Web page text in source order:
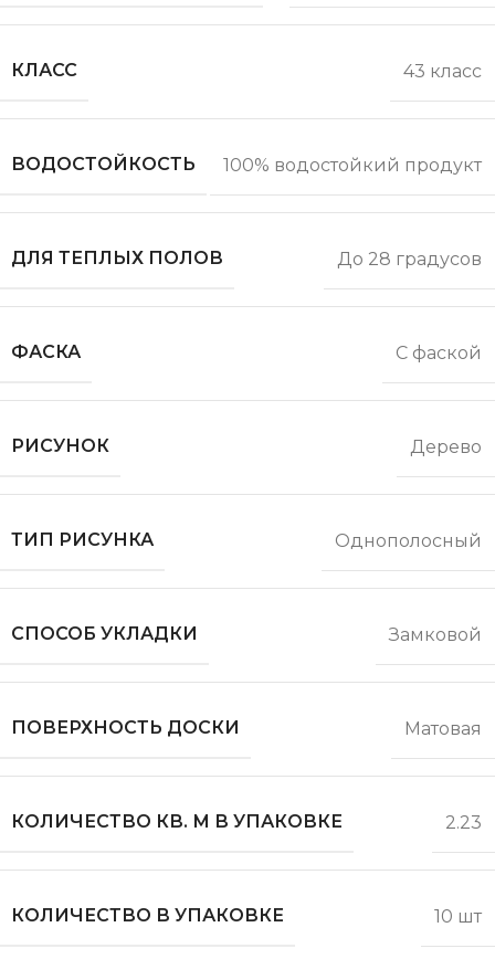
КЛАСС 43 класс
ВОДОСТОЙКОСТЬ 100% водостойкий продукт
ДЛЯ ТЕПЛЫХ ПОЛОВ До 28 градусов
ФАСКА С фаской
РИСУНОК Дерево
ТИП РИСУНКА Однополосный
СПОСОБ УКЛАДКИ Замковой
ПОВЕРХНОСТЬ ДОСКИ Матовая
КОЛИЧЕСТВО КВ. М В УПАКОВКЕ 2.23
КОЛИЧЕСТВО В УПАКОВКЕ 10 шт